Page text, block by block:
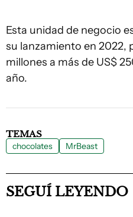
Esta unidad de negocio
su lanzamiento en 2022,
millones a más de US$
año.
TEMAS
chocolates MrBeast
SEGUÍ LEYENDO